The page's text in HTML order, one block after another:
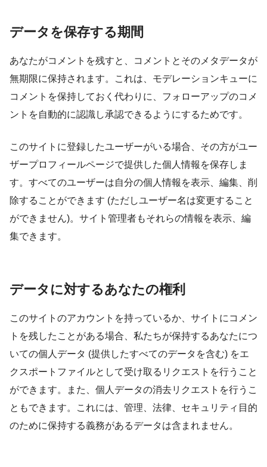
データを保存する期間
あなたがコメントを残すと、コメントとそのメタデータが
無期限に保持されます。これは、モデレーションキューに
コメントを保持しておく代わりに、フォローアップのコメ
ントを自動的に認識し承認できるようにするためです。
このサイトに登録したユーザーがいる場合、その方がユー
ザープロフィールページで提供した個人情報を保存しま
す。すべてのユーザーは自分の個人情報を表示、編集、削
除することができます (ただしユーザー名は変更すること
ができません)。サイト管理者もそれらの情報を表示、編
集できます。
データに対するあなたの権利
このサイトのアカウントを持っているか、サイトにコメン
トを残したことがある場合、私たちが保持するあなたにつ
いての個人データ (提供したすべてのデータを含む) をエ
クスポートファイルとして受け取るリクエストを行うこと
ができます。また、個人データの消去リクエストを行うこ
ともできます。これには、管理、法律、セキュリティ目的
のために保持する義務があるデータは含まれません。